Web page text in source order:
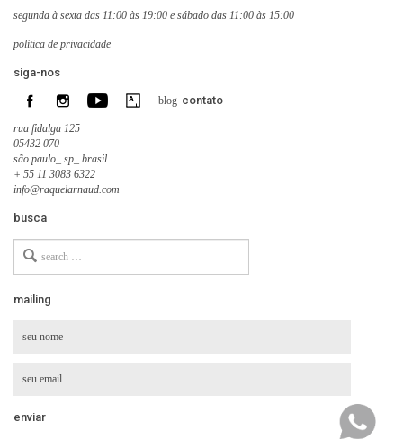
segunda à sexta das 11:00 às 19:00 e sábado das 11:00 às 15:00
política de privacidade
siga-nos
blog contato
rua fidalga 125
05432 070
são paulo_ sp_ brasil
+ 55 11 3083 6322
info@raquelarnaud.com
busca
for
mailing